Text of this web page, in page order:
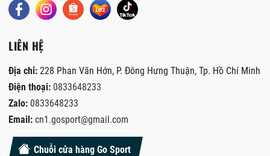
LIÊN HỆ
Địa chỉ: 228 Phan Văn Hớn, P. Đông Hưng Thuận, Tp. Hồ Chí Minh
Điện thoại: 0833648233
Zalo: 0833648233
Email: cn1.gosport@gmail.com
Chuỗi cửa hàng Go Sport